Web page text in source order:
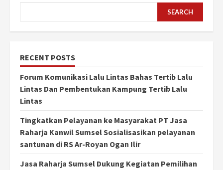
SEARCH
RECENT POSTS
Forum Komunikasi Lalu Lintas Bahas Tertib Lalu
Lintas Dan Pembentukan Kampung Tertib Lalu
Lintas
Tingkatkan Pelayanan ke Masyarakat PT Jasa
Raharja Kanwil Sumsel Sosialisasikan pelayanan
santunan di RS Ar-Royan Ogan Ilir
Jasa Raharja Sumsel Dukung Kegiatan Pemilihan